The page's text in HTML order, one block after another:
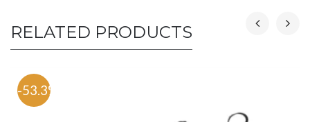
RELATED PRODUCTS
-53.3%